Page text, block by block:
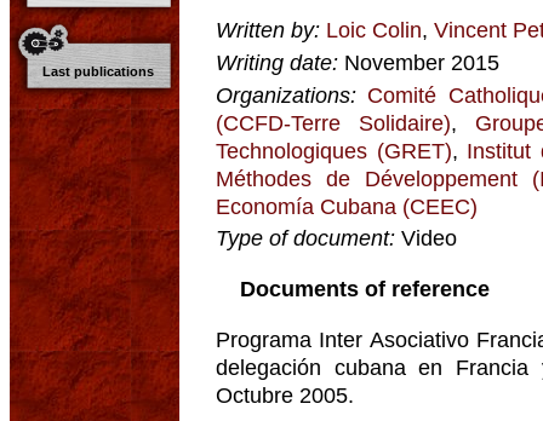
Last publications
Written by: Loic Colin, Vincent
Writing date: November 2015
Organizations: Comité
(CCFD-Terre Solidaire),
Technologiques (GRET), Institut
Méthodes de Développement
Economía Cubana (CEEC)
Type of document: Video
Documents of reference
Programa Inter Asociativo
delegación cubana en
Octubre 2005.